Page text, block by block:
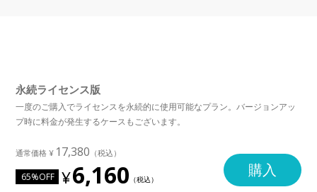
永続ライセンス版
一度のご購入でライセンスを永続的に使用可能なプラン。バージョンアッ
プ時に料金が発生するケースもございます。
17,380
65%OFF 6,160 購入